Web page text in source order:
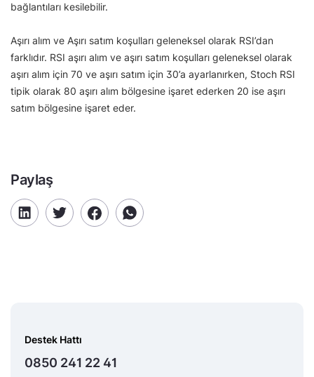
bağlantıları kesilebilir.
Aşırı alım ve Aşırı satım koşulları geleneksel olarak RSI’dan
farklıdır. RSI aşırı alım ve aşırı satım koşulları geleneksel olarak
aşırı alım için 70 ve aşırı satım için 30’a ayarlanırken, Stoch RSI
tipik olarak 80 aşırı alım bölgesine işaret ederken 20 ise aşırı
satım bölgesine işaret eder.
Paylaş
Destek Hattı
0850 241 22 41